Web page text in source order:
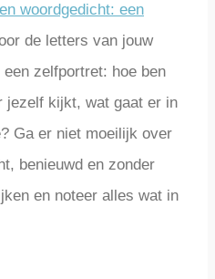
woordgedicht: een
de letters van jouw
zelfportret: hoe ben
jezelf kijkt, wat gaat er in
Ga er niet moeilijk over
benieuwd en zonder
en noteer alles wat in